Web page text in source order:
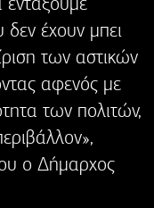
δεν έχουν μπει
των αστικών
αφενός με
των πολιτών,
ο Δήμαρχος